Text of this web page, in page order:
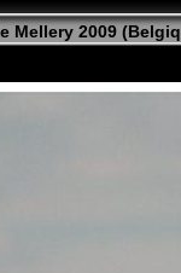
Mellery 2009